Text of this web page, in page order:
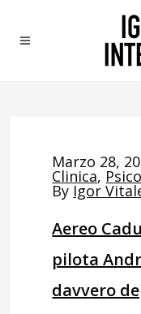
Marzo 28,
Clinica,
By Igor
Aereo
pilota
davvero